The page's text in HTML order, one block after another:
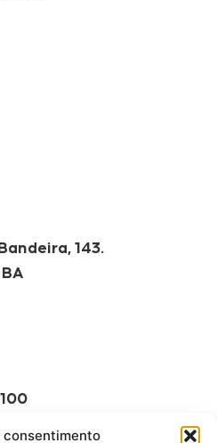
consentimento
143.